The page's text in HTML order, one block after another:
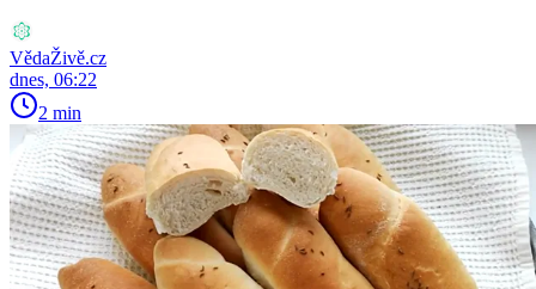
VědaŽivě.cz
dnes, 06:22
2 min